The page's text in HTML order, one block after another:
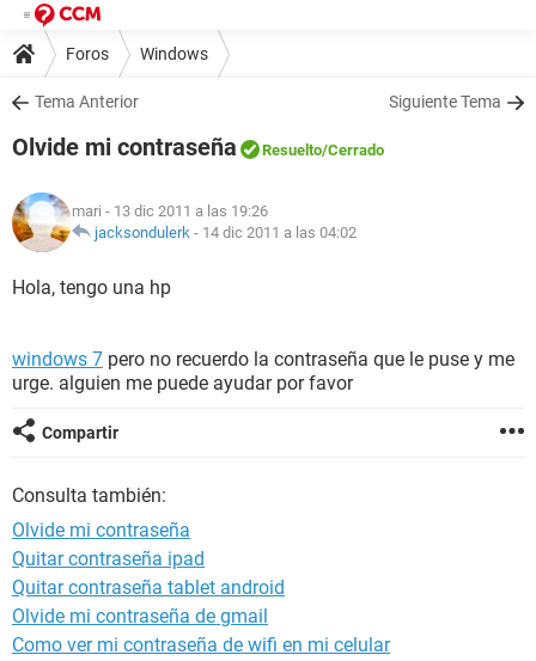
Foros Windows
Tema Anterior Siguiente Tema
Olvide mi contraseña Resuelto/Cerrado
mari - 13 dic 2011 a las 19:26
jacksondulerk - 14 dic 2011 a las 04:02
Hola, tengo una hp
windows 7 pero no recuerdo la contraseña que le puse y me
urge. alguien me puede ayudar por favor
Compartir
Consulta también:
Olvide mi contraseña
Quitar contraseña ipad
Quitar contraseña tablet android
Olvide mi contraseña de gmail
Como ver mi contraseña de wifi en mi celular